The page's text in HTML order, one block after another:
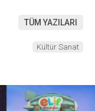
TÜM YAZILARI
Kültür Sanat